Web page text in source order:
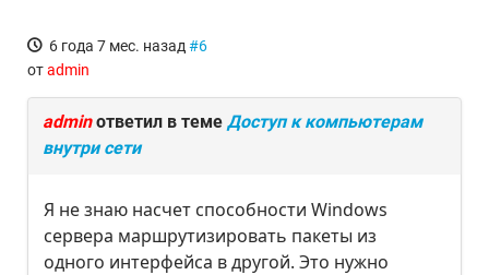
6 года 7 мес. назад #6
отadmin
adminответил в теме Доступ к компьютерам
внутри сети
Я не знаю насчет способности Windows
сервера маршрутизировать пакеты из
одного интерфейса в другой. Это нужно